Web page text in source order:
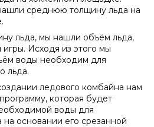
среднюю толщину льда на
льда, мы нашли объём льда,
Исходя из этого мы
воды необходим для
льда.
ледового комбайна нам
которая будет
воды для
на основании его срезанной